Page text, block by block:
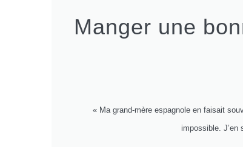
Manger une
« Ma grand-mère espagnole en faisait
impossible. J’en